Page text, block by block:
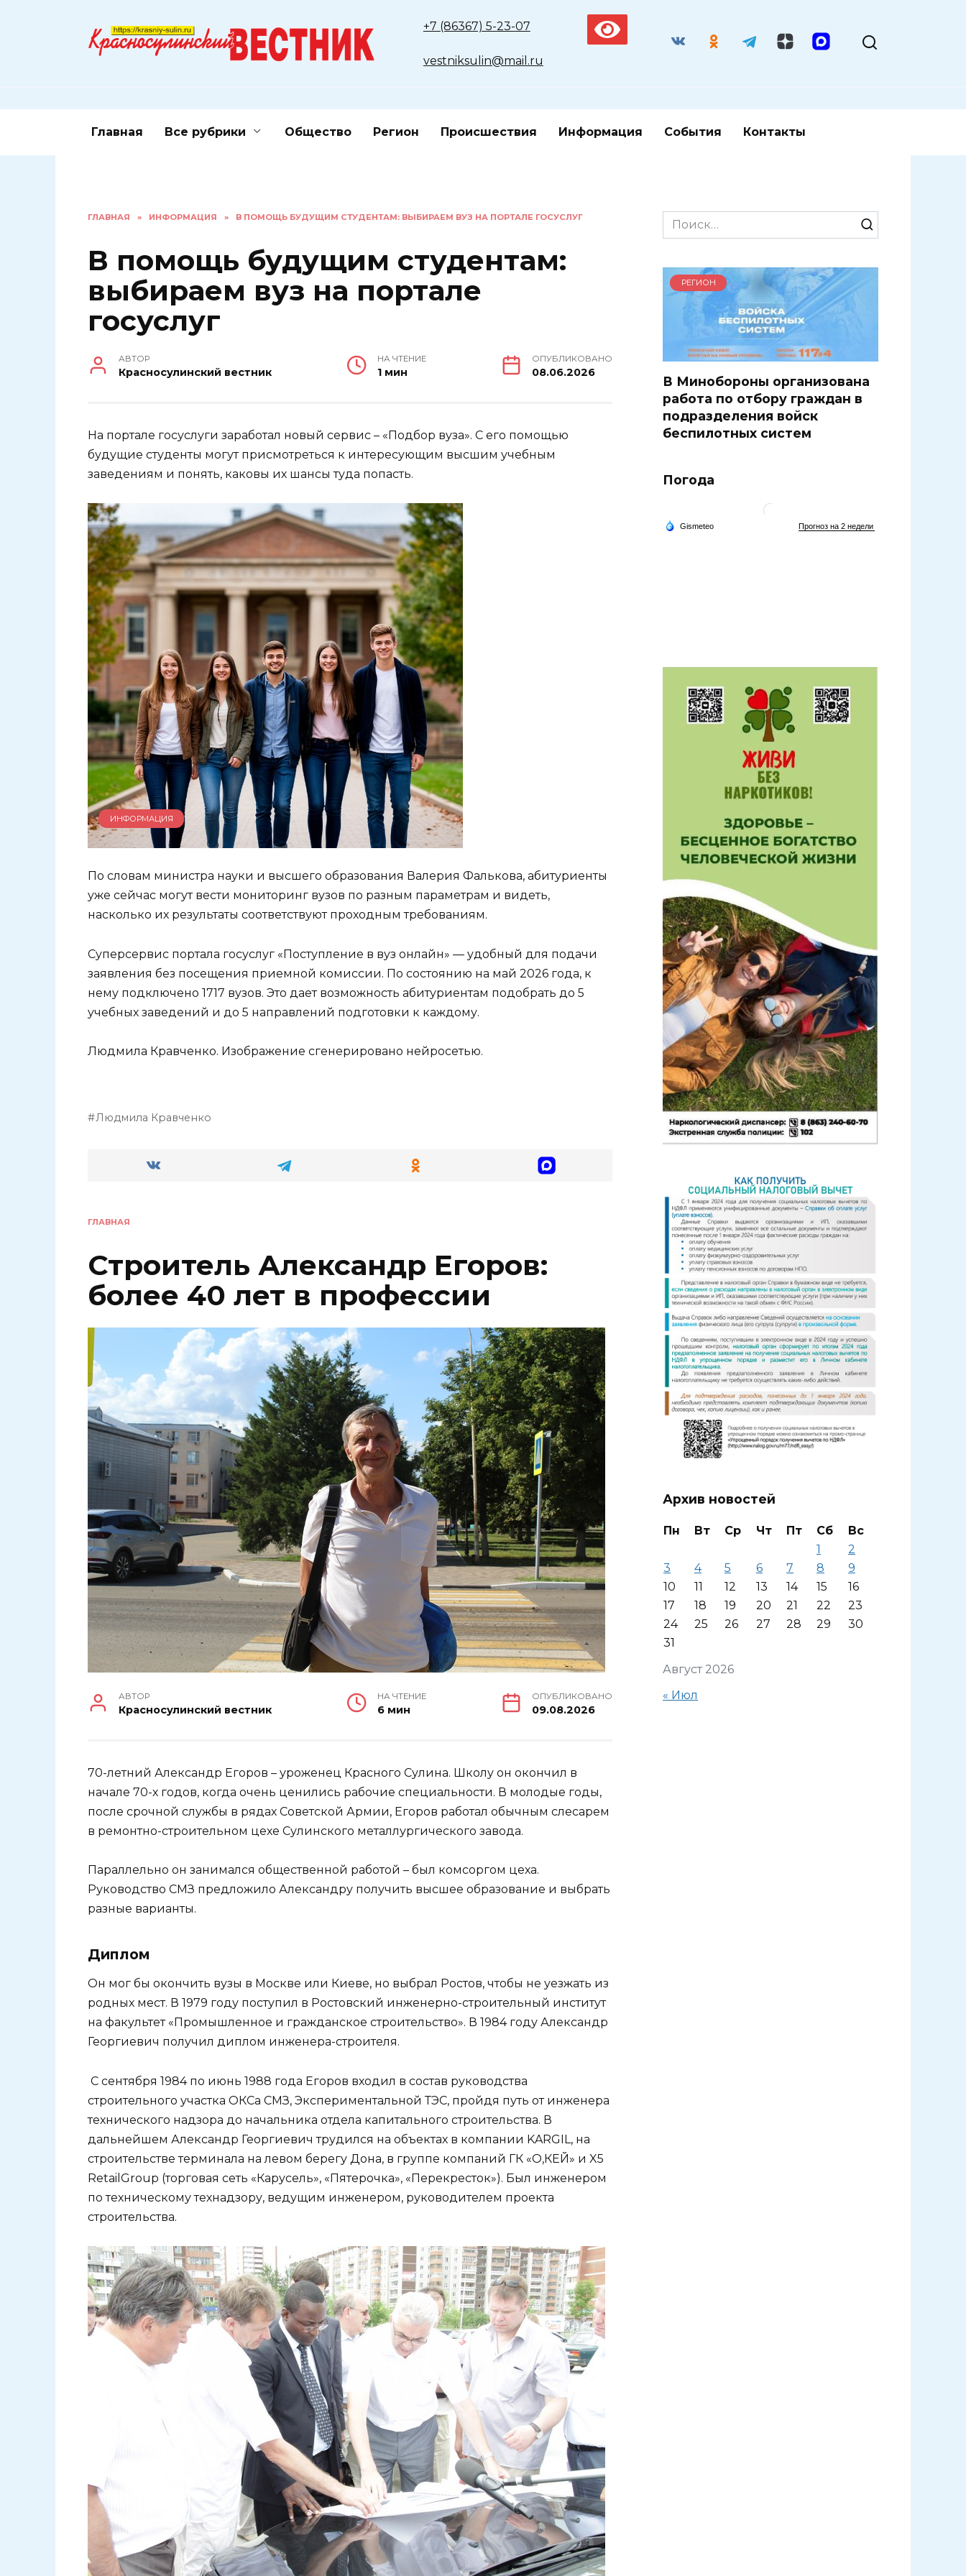
+7 (86367) 5-23-07
vestniksulin@mail.ru
Главная Все рубрики Общество Регион Происшествия Информация События Контакты
ГЛАВНАЯ » ИНФОРМАЦИЯ » В ПОМОЩЬ БУДУЩИМ СТУДЕНТАМ: ВЫБИРАЕМ ВУЗ НА ПОРТАЛЕ ГОСУСЛУГ
В помощь будущим студентам:
выбираем вуз на портале
госуслуг
АВТОР
Красносулинский вестник
НА ЧТЕНИЕ
1 мин
ОПУБЛИКОВАНО
08.06.2026
На портале госуслуги заработал новый сервис – «Подбор вуза». С его помощью
будущие студенты могут присмотреться к интересующим высшим учебным
заведениям и понять, каковы их шансы туда попасть.
ИНФОРМАЦИЯ
По словам министра науки и высшего образования Валерия Фалькова, абитуриенты
уже сейчас могут вести мониторинг вузов по разным параметрам и видеть,
насколько их результаты соответствуют проходным требованиям.
Суперсервис портала госуслуг «Поступление в вуз онлайн» — удобный для подачи
заявления без посещения приемной комиссии. По состоянию на май 2026 года, к
нему подключено 1717 вузов. Это дает возможность абитуриентам подобрать до 5
учебных заведений и до 5 направлений подготовки к каждому.
Людмила Кравченко. Изображение сгенерировано нейросетью.
Людмила Кравченко
ГЛАВНАЯ
Строитель Александр Егоров:
более 40 лет в профессии
АВТОР
Красносулинский вестник
НА ЧТЕНИЕ
6 мин
ОПУБЛИКОВАНО
09.08.2026
70-летний Александр Егоров – уроженец Красного Сулина. Школу он окончил в
начале 70-х годов, когда очень ценились рабочие специальности. В молодые годы,
после срочной службы в рядах Советской Армии, Егоров работал обычным слесарем
в ремонтно-строительном цехе Сулинского металлургического завода.
Параллельно он занимался общественной работой – был комсоргом цеха.
Руководство СМЗ предложило Александру получить высшее образование и выбрать
разные варианты.
Диплом
Он мог бы окончить вузы в Москве или Киеве, но выбрал Ростов, чтобы не уезжать из
родных мест. В 1979 году поступил в Ростовский инженерно-строительный институт
на факультет «Промышленное и гражданское строительство». В 1984 году Александр
Георгиевич получил диплом инженера-строителя.
С сентября 1984 по июнь 1988 года Егоров входил в состав руководства
строительного участка ОКСа СМЗ, Экспериментальной ТЭС, пройдя путь от инженера
технического надзора до начальника отдела капитального строительства. В
дальнейшем Александр Георгиевич трудился на объектах в компании KARGIL, на
строительстве терминала на левом берегу Дона, в группе компаний ГК «О,КЕЙ» и X5
RetailGroup (торговая сеть «Карусель», «Пятерочка», «Перекресток»). Был инженером
по техническому технадзору, ведущим инженером, руководителем проекта
строительства.
Search
for:
РЕГИОН
В Минобороны организована
работа по отбору граждан в
подразделения войск
беспилотных систем
Погода
Архив новостей
Август 2026
Пн Вт Ср Чт Пт Сб
Вс
1
2
3
4 5 6 7 8
9
10
11 12 13 14 15
16
17
18 19 20 21 22
23
24
25 26 27 28 29
30
31
« Июл